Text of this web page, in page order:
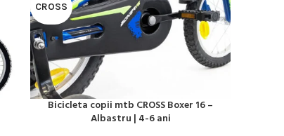
CROSS
CITEȘTE MAI MULT
Bicicleta copii mtb CROSS Boxer 16 –
Albastru | 4-6 ani